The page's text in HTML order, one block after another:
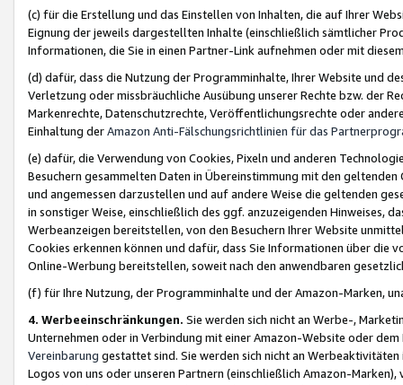
(c) für die Erstellung und das Einstellen von Inhalten, die auf Ihrer
Eignung der jeweils dargestellten Inhalte (einschließlich sämtlicher
Informationen, die Sie in einen Partner-Link aufnehmen oder mit
(d) dafür, dass die Nutzung der Programminhalte, Ihrer Website und
Verletzung oder missbräuchliche Ausübung unserer Rechte bzw. der
Markenrechte, Datenschutzrechte, Veröffentlichungsrechte oder
Einhaltung derAmazon Anti-Fälschungsrichtlinien für das
(e) dafür, die Verwendung von Cookies, Pixeln und anderen
Besuchern gesammelten Daten in Übereinstimmung mit den
und angemessen darzustellen und auf andere Weise die geltenden
in sonstiger Weise, einschließlich des ggf. anzuzeigenden Hinweises,
Werbeanzeigen bereitstellen, von den Besuchern Ihrer Website
Cookies erkennen können und dafür, dass Sie Informationen über die
Online-Werbung bereitstellen, soweit nach den anwendbaren
(f) für Ihre Nutzung, der Programminhalte und der Amazon-Marken,
4. Werbeeinschränkungen. Sie werden sich nicht an Werbe-,
Unternehmen oder in Verbindung mit einer Amazon-Website oder
Vereinbarung gestattet sind. Sie werden sich nicht an
Logos von uns oder unseren Partnern (einschließlich Amazon-